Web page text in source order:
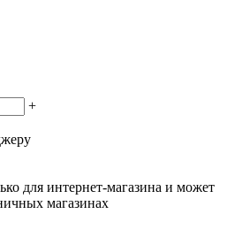
+
для интернет-магазина и может
магазинах